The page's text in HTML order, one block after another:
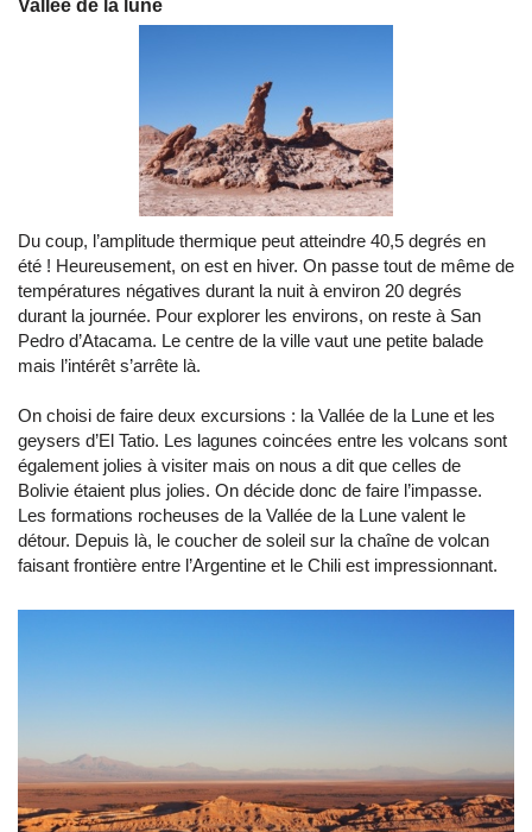
Vallée de la lune
Du coup, l’amplitude thermique peut atteindre 40,5 degrés en
été ! Heureusement, on est en hiver. On passe tout de même de
températures négatives durant la nuit à environ 20 degrés
durant la journée. Pour explorer les environs, on reste à San
Pedro d’Atacama. Le centre de la ville vaut une petite balade
mais l’intérêt s’arrête là.
On choisi de faire deux excursions : la Vallée de la Lune et les
geysers d’El Tatio. Les lagunes coincées entre les volcans sont
également jolies à visiter mais on nous a dit que celles de
Bolivie étaient plus jolies. On décide donc de faire l’impasse.
Les formations rocheuses de la Vallée de la Lune valent le
détour. Depuis là, le coucher de soleil sur la chaîne de volcan
faisant frontière entre l’Argentine et le Chili est impressionnant.